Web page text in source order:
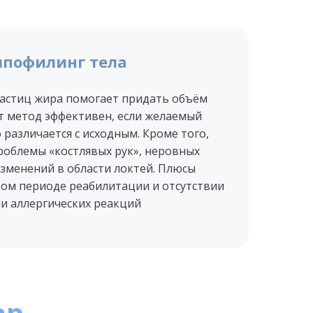
тела
жира помогает придать объём
метод эффективен, если желаемый
с исходным. Кроме того,
«костлявых рук», неровных
в области локтей. Плюсы
периоде реабилитации и отсутствии
аллергических реакций